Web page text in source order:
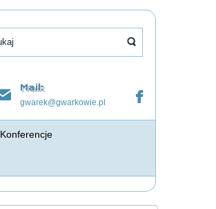
Mail:
gwarek@gwarkowie.pl
Konferencje